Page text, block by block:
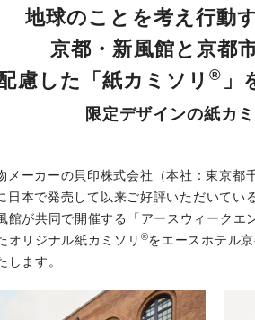
地球のことを考え行動
京都・新風館と京都
慮した「紙カミソリ® 」
限定デザインの紙カ
メーカーの貝印株式会社（本社：東京都
日本で発売して以来ご好評いただいてい
館が共同で開催する「アースウィーク
オリジナル紙カミソリ ®をエースホテル
します。